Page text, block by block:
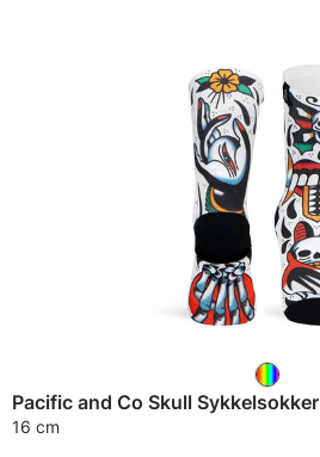
Pacific and Co Skull Sykkelsokker
16 cm